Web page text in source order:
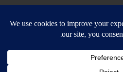
نشر أي مادة من المواد المنشورة في هذا
مكتوب من الناشر/ رئيس التحرير